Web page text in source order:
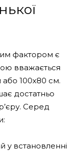
фактором є
вважається
100х80 см.
достатньо
Серед
у встановленні